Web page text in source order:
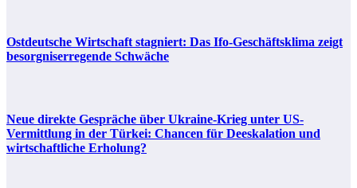
Ostdeutsche Wirtschaft stagniert: Das Ifo-Geschäftsklima zeigt
besorgniserregende Schwäche
Neue direkte Gespräche über Ukraine-Krieg unter US-
Vermittlung in der Türkei: Chancen für Deeskalation und
wirtschaftliche Erholung?